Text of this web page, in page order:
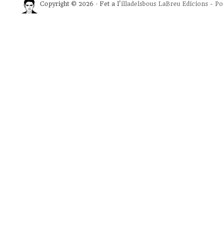
Copyright © 2026 · Fet a l'illadelsbous LaBreu Edicions -